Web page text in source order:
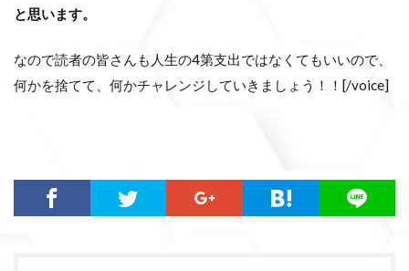
と思います。
なので読者の皆さんも人生の4第支出ではなくてもいいので、
何かを捨てて、何かチャレンジしていきましょう！！[/voice]